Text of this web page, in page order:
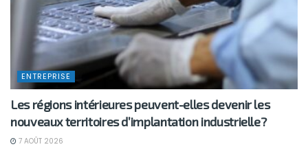
ENTREPRISE
Les régions intérieures peuvent-elles devenir les
nouveaux territoires d’implantation industrielle?
7 AOÛT 2026